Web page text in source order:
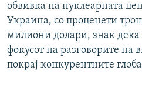
обвивка на нуклеарната
Украина, со проценети
милиони долари, знак дека
фокусот на разговорите на
покрај конкурентните